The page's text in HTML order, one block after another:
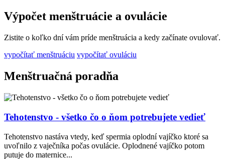
Výpočet menštruácie a ovulácie
Zistite o koľko dní vám príde menštruácia a kedy začínate ovulovať.
vypočítať menštruáciu vypočítať ovuláciu
Menštruačná poradňa
Tehotenstvo - všetko čo o ňom potrebujete vedieť
Tehotenstvo nastáva vtedy, keď spermia oplodní vajíčko ktoré sa
uvoľnilo z vaječníka počas ovulácie. Oplodnené vajíčko potom
putuje do maternice...